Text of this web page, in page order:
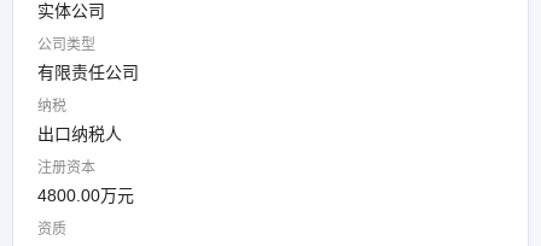
实体公司
公司类型
有限责任公司
纳税
出口纳税人
注册资本
4800.00万元
资质